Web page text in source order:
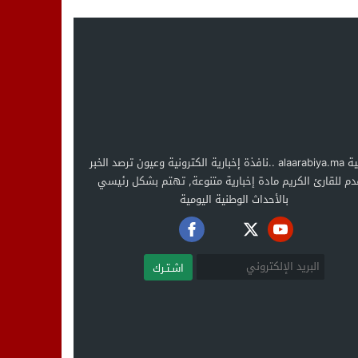
العربية alaarabiya.ma ..نافذة إخبارية الكترونية وعيون ترصد الخبر
للقارئ الكريم مادة إخبارية متنوعة, تهتم بشكل رئيسي
بالأحداث الوطنية اليومية
اشـتـرك